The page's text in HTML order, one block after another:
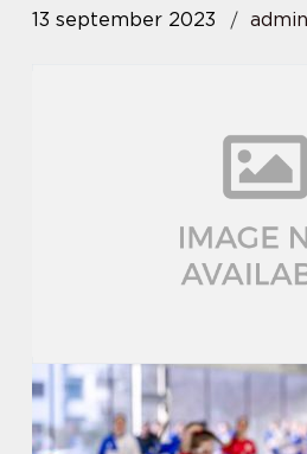
13 september 2023 admin